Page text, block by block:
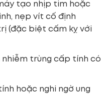
tạo nhịp tim hoặc
nẹp vít cố định
(đặc biệt cấm kỵ với
nhiễm trùng cấp tính có
hoặc nghi ngờ ung